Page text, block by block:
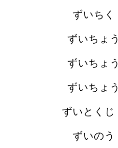
ずいちく
ずいちょう
ずいちょう
ずいちょう
ずいとくじ
ずいのう